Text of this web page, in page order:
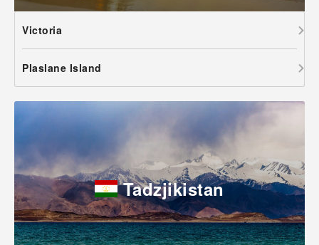
Victoria
Plaslane Island
Tadzjikistan